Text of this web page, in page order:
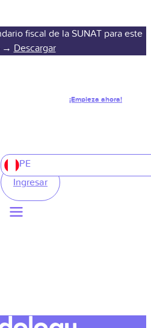
fiscal de la SUNAT para este
→ Descargar
¡Empieza ahora!
PE
Ingresar